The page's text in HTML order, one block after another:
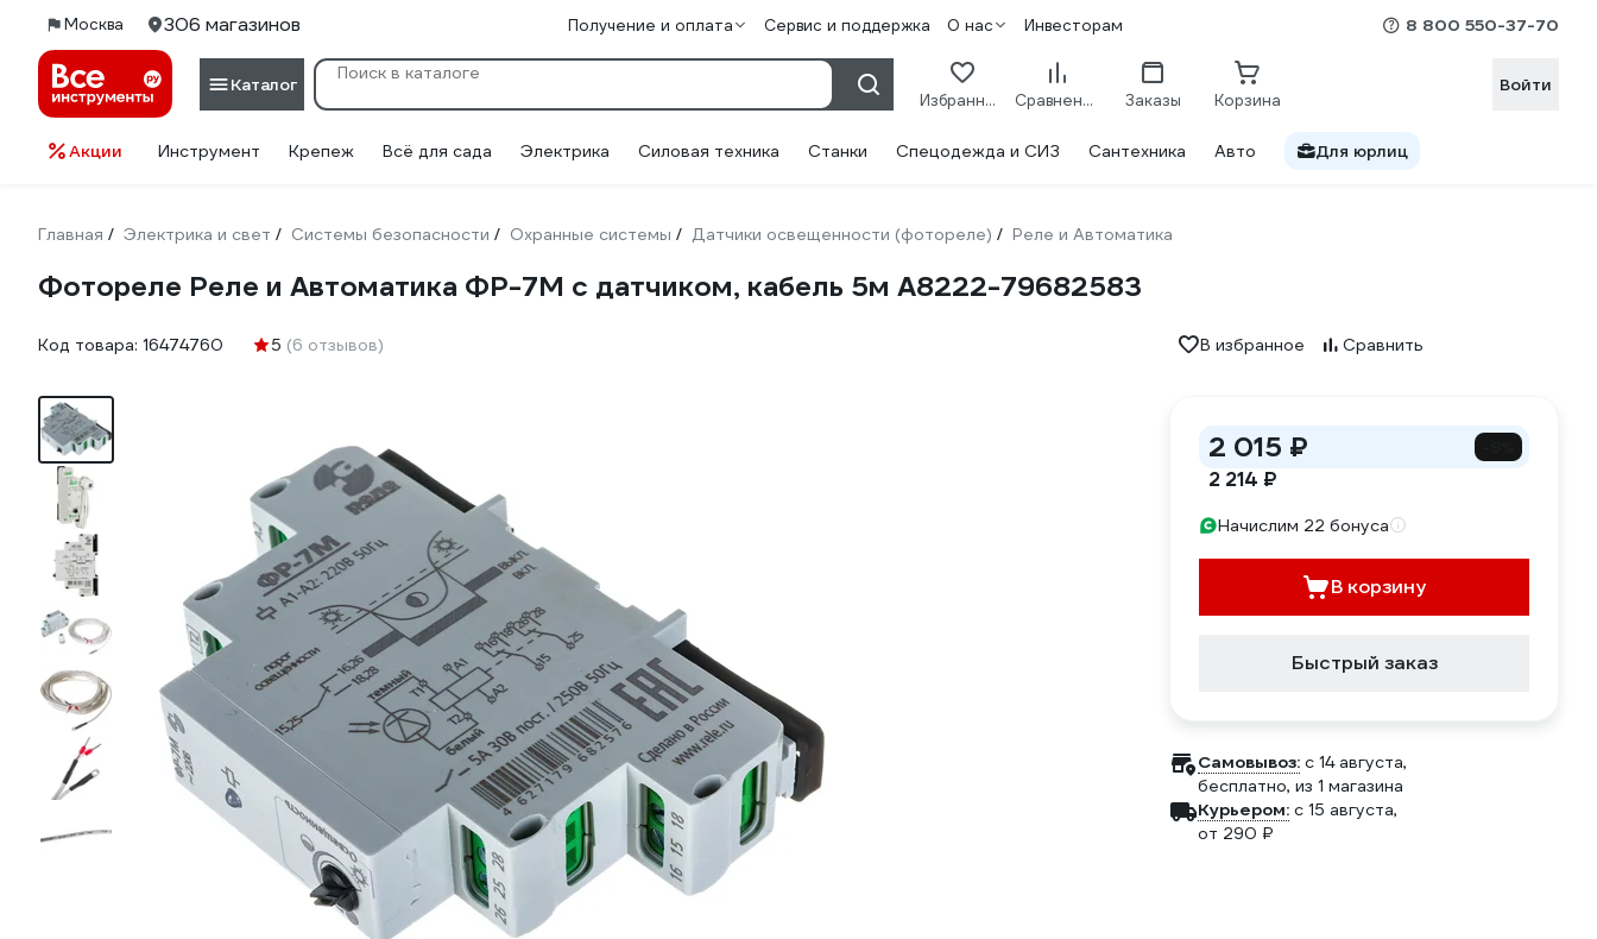
Москва 306 магазинов Получение и оплата Сервис и поддержка О нас Инвесторам 8 800 550-37-70
Каталог
Избранное Сравнение Заказы Корзина
Войти
Акции Инструмент Крепеж Всё для сада Электрика Силовая техника Станки Спецодежда и СИЗ Сантехника Авто Для юрлиц
Главная / Электрика и свет / Системы безопасности / Охранные системы / Датчики освещенности (фотореле) / Реле и Автоматика
Фотореле Реле и Автоматика ФР-7М с датчиком, кабель 5м A8222-79682583
Код товара: 16474760 5 (6 отзывов) В избранное Сравнить
2 015 ₽
2 214 ₽
Начислим 22 бонуса
В корзину
Быстрый заказ
Самовывоз: c 14 августа,
бесплатно, из 1 магазина
Курьером: c 15 августа,
от 290 ₽